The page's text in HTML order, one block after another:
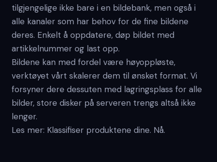
tilgjengelige ikke bare i en bildebank, men også i
alle kanaler som har behov for de fine bildene
deres. Enkelt å oppdatere, døp bildet med
artikkelnummer og last opp.
Bildene kan med fordel være høyoppløste,
verktøyet vårt skalerer dem til ønsket format. Vi
forsyner dere dessuten med lagringsplass for alle
bilder, store disker på serveren trengs altså ikke
lenger.
Les mer: Klassifiser produktene dine. Nå.